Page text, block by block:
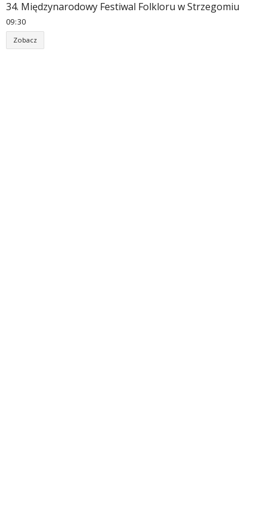
34. Międzynarodowy Festiwal Folkloru w Strzegomiu
09:30
Zobacz